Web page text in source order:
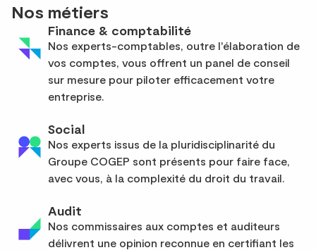
Nos métiers
Finance & comptabilité
Nos experts-comptables, outre l'élaboration de
vos comptes, vous offrent un panel de conseil
sur mesure pour piloter efficacement votre
entreprise.
Social
Nos experts issus de la pluridisciplinarité du
Groupe COGEP sont présents pour faire face,
avec vous, à la complexité du droit du travail.
Audit
Nos commissaires aux comptes et auditeurs
délivrent une opinion reconnue en certifiant les